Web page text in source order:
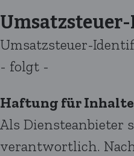
Umsatzsteuer-
Umsatzsteuer-
- folgt -
Haftung für Inhalte
Als Diensteanbieter
verantwortlich.